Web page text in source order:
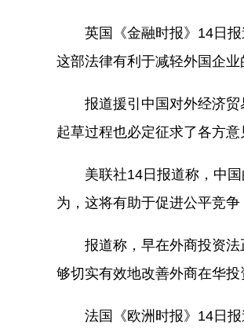
英国《金融时报》14日报
这部法律有利于减轻外国企
报道援引中国对外经济贸
起草过程也必定征求了各方
美联社14日报道称，中国
为，这将有助于促进公平竞
报道称，早在外商投资法
够切实有效地改善外商在华投
法国《欧洲时报》14日报